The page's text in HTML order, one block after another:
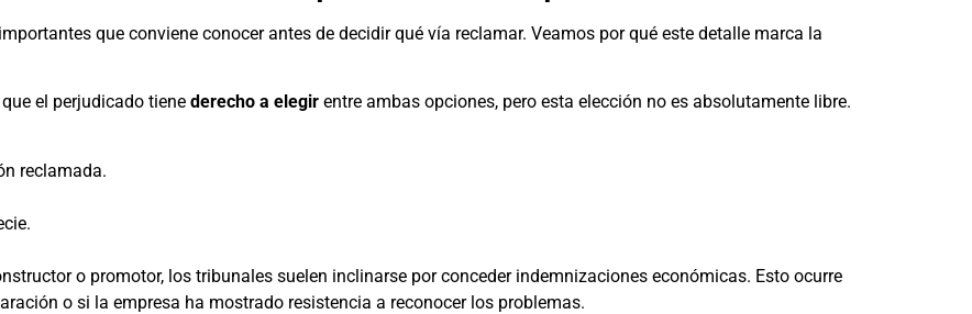
que conviene conocer antes de decidir qué vía reclamar. Veamos por qué este detalle marca la
el perjudicado tiene derecho a elegir entre ambas opciones, pero esta elección no es absolutamente libre.
reclamada.
o promotor, los tribunales suelen inclinarse por conceder indemnizaciones económicas. Esto ocurre
o si la empresa ha mostrado resistencia a reconocer los problemas.